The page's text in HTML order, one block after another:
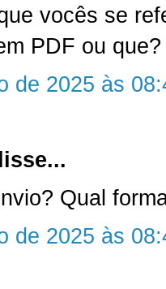
vocês se
PDF ou que?
de 2025 às
Qual
de 2025 às